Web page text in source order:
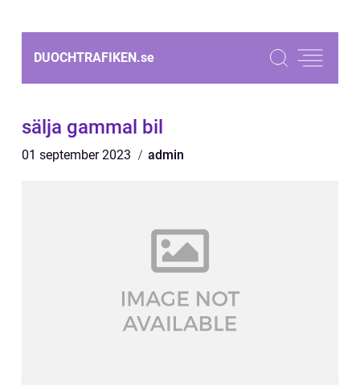
DUOCHTRAFIKEN.se
sälja gammal bil
01 september 2023 admin